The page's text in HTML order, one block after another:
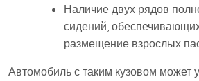
Наличие двух рядов
сидений,
размещение взрослых
Автомобиль с таким кузовом может